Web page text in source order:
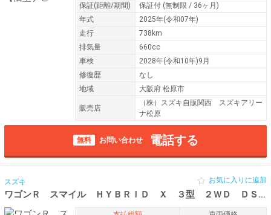
保証(距離/期間) 保証付 (無制限 / 36ヶ月)
年式
2025年(令和07年)
走行
738km
排気量
660cc
車検
2028年(令和10年)9月
修復歴
なし
地域
大阪府 松原市
販売店
（株）スズキ自販関西 スズキアリー
ナ松原
無料 お問い合わせ 電話する
スズキ
ワゴンＲ スマイル ＨＹＢＲＩＤ Ｘ ３型 ２ＷＤ ＤＳＢＳ
お気に入りに追加